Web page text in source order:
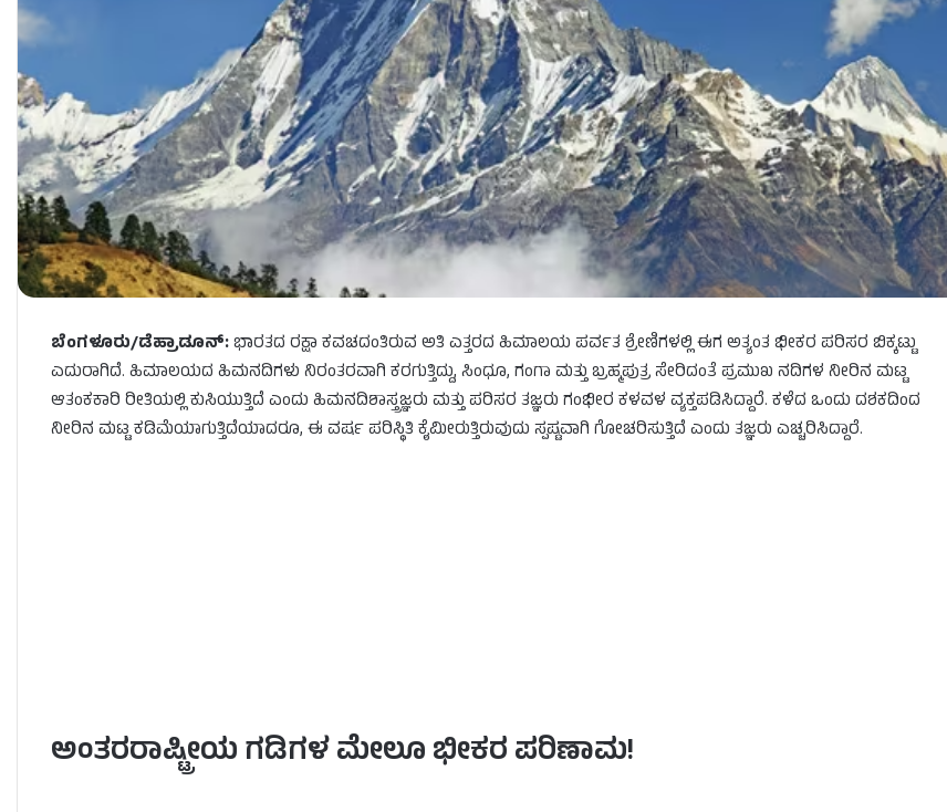
ಬೆಂಗಳೂರು/ಡೆಹ್ರಾಡೂನ್:ಭಾರತದ ರಕ್ಷಾ ಕವಚದಂತಿರುವ ಅತಿ ಎತ್ತರದ ಹಿಮಾಲಯ ಪರ್ವತ ಶ್ರೇಣಿಗಳಲ್ಲಿ ಈಗ ಅತ್ಯಂತ ಭೀಕರ ಪರಿಸರ ಬಿಕ್ಕಟ್ಟು
ಎದುರಾಗಿದೆ. ಹಿಮಾಲಯದ ಹಿಮನದಿಗಳು ನಿರಂತರವಾಗಿ ಕರಗುತ್ತಿದ್ದು, ಸಿಂಧೂ, ಗಂಗಾ ಮತ್ತು ಬ್ರಹ್ಮಪುತ್ರ ಸೇರಿದಂತೆ ಪ್ರಮುಖ ನದಿಗಳ ನೀರಿನ ಮಟ್ಟ
ಆತಂಕಕಾರಿ ರೀತಿಯಲ್ಲಿ ಕುಸಿಯುತ್ತಿದೆ ಎಂದು ಹಿಮನದಿಶಾಸ್ತ್ರಜ್ಞರು ಮತ್ತು ಪರಿಸರ ತಜ್ಞರು ಗಂಭೀರ ಕಳವಳ ವ್ಯಕ್ತಪಡಿಸಿದ್ದಾರೆ. ಕಳೆದ ಒಂದು ದಶಕದಿಂದ
ನೀರಿನ ಮಟ್ಟ ಕಡಿಮೆಯಾಗುತ್ತಿದೆಯಾದರೂ, ಈ ವರ್ಷ ಪರಿಸ್ಥಿತಿ ಕೈಮೀರುತ್ತಿರುವುದು ಸ್ಪಷ್ಟವಾಗಿ ಗೋಚರಿಸುತ್ತಿದೆ ಎಂದು ತಜ್ಞರು ಎಚ್ಚರಿಸಿದ್ದಾರೆ.
ಅಂತರರಾಷ್ಟ್ರೀಯ ಗಡಿಗಳ ಮೇಲೂ ಭೀಕರ ಪರಿಣಾಮ!